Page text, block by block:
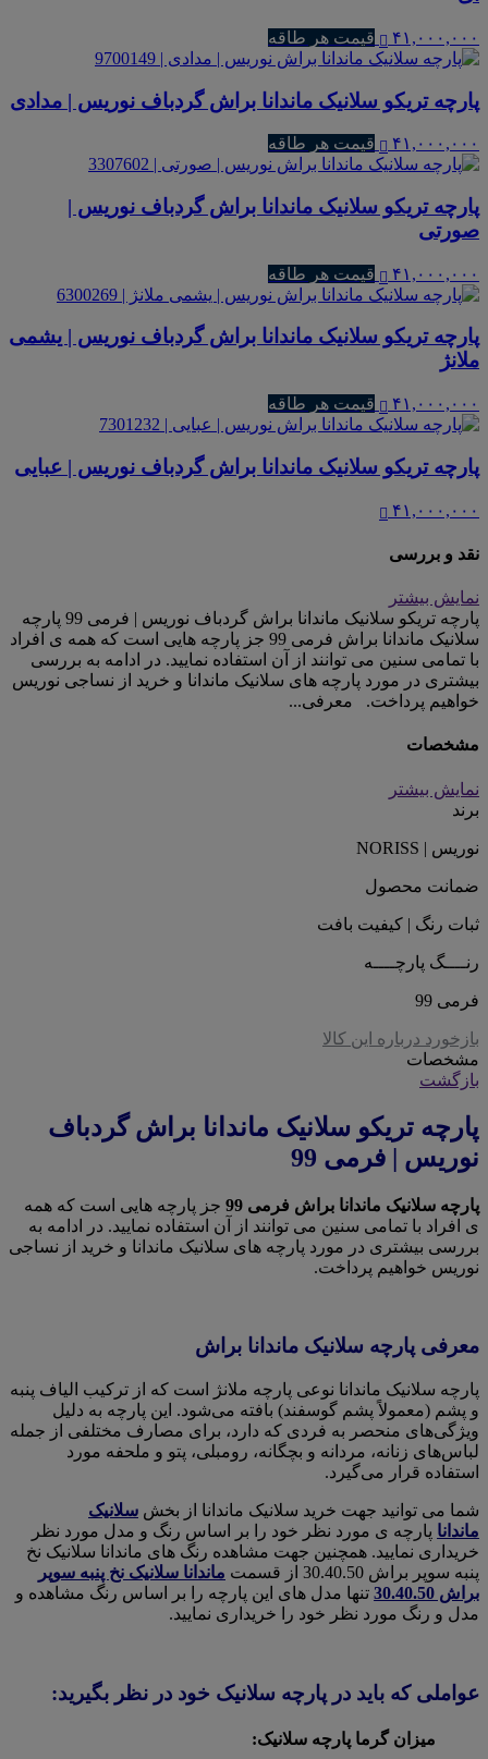
۴۱,۰۰۰,۰۰۰ قیمت هر طاقه
پارچه تریکو سلانیک ماندانا براش گردباف نوریس | مدادی
۴۱,۰۰۰,۰۰۰ قیمت هر طاقه
پارچه تریکو سلانیک ماندانا براش گردباف نوریس |
صورتی
۴۱,۰۰۰,۰۰۰ قیمت هر طاقه
پارچه تریکو سلانیک ماندانا براش گردباف نوریس | یشمی
ملانژ
۴۱,۰۰۰,۰۰۰ قیمت هر طاقه
پارچه تریکو سلانیک ماندانا براش گردباف نوریس | عبایی
۴۱,۰۰۰,۰۰۰
نقد و بررسی
نمایش بیشتر
پارچه تریکو سلانیک ماندانا براش گردباف نوریس | فرمی 99 پارچه
سلانیک ماندانا براش فرمی 99 جز پارچه هایی است که همه ی افراد
با تمامی سنین می توانند از آن استفاده نمایید. در ادامه به بررسی
بیشتری در مورد پارچه های سلانیک ماندانا و خرید از نساجی نوریس
خواهیم پرداخت. معرفی...
مشخصات
نمایش بیشتر
برند
نوریس | NORISS
ضمانت محصول
ثبات رنگ | کیفیت بافت
رنــــگ پارچــــه
فرمی 99
بازخورد درباره این کالا
مشخصات
بازگشت
پارچه تریکو سلانیک ماندانا براش گردباف
نوریس | فرمی 99
پارچه سلانیک ماندانا براش فرمی 99
جز پارچه هایی است که همه
ی افراد با تمامی سنین می توانند از آن استفاده نمایید. در ادامه به
بررسی بیشتری در مورد پارچه های سلانیک ماندانا و خرید از نساجی
نوریس خواهیم پرداخت.
معرفی پارچه سلانیک ماندانا براش
پارچه سلانیک ماندانا نوعی پارچه ملانژ است که از ترکیب الیاف پنبه
و پشم (معمولاً پشم گوسفند) بافته می‌شود. این پارچه به دلیل
ویژگی‌های منحصر به فردی که دارد، برای مصارف مختلفی از جمله
لباس‌های زنانه، مردانه و بچگانه، رومبلی، پتو و ملحفه مورد
استفاده قرار می‌گیرد.
شما می توانید جهت خرید سلانیک ماندانا از بخش سلانیک
ماندانا پارچه ی مورد نظر خود را بر اساس رنگ و مدل مورد نظر
خریداری نمایید. همچنین جهت مشاهده رنگ های ماندانا سلانیک نخ
پنبه سوپر براش 30.40.50 از قسمت
ماندانا سلانیک نخ پنبه سوپر
براش 30.40.50
تنها مدل های این پارچه را بر اساس رنگ مشاهده و
مدل و رنگ مورد نظر خود را خریداری نمایید.
عواملی که باید در پارچه سلانیک خود در نظر بگیرید:
میزان گرما پارچه سلانیک: